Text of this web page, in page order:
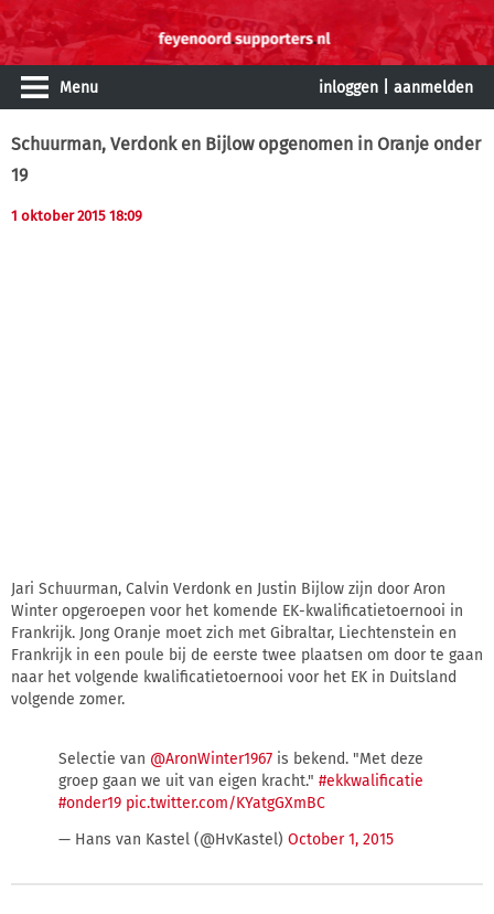
Menu inloggen aanmelden
Schuurman, Verdonk en Bijlow opgenomen in Oranje onder
19
1 oktober 2015 18:09
Jari Schuurman, Calvin Verdonk en Justin Bijlow zijn door Aron
Winter opgeroepen voor het komende EK-kwalificatietoernooi in
Frankrijk. Jong Oranje moet zich met Gibraltar, Liechtenstein en
Frankrijk in een poule bij de eerste twee plaatsen om door te gaan
naar het volgende kwalificatietoernooi voor het EK in Duitsland
volgende zomer.
Selectie van @AronWinter1967is bekend. "Met deze
groep gaan we uit van eigen kracht." #ekkwalificatie
#onder19 pic.twitter.com/KYatgGXmBC
— Hans van Kastel (@HvKastel) October 1, 2015